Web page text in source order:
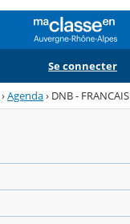
Se connecter
›Agenda› DNB - FRANCAIS